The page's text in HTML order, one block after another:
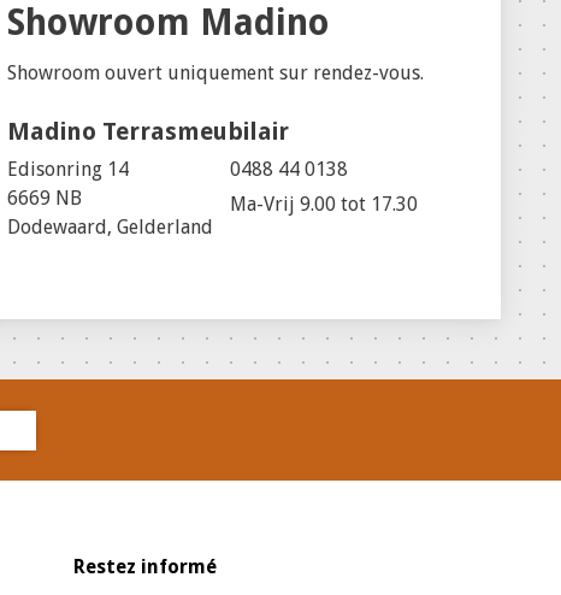
Showroom Madino
Showroom ouvert uniquement sur rendez-vous.
Madino Terrasmeubilair
Edisonring 14
6669 NB
Dodewaard, Gelderland
0488 44 0138
Ma-Vrij 9.00 tot 17.30
Restez informé